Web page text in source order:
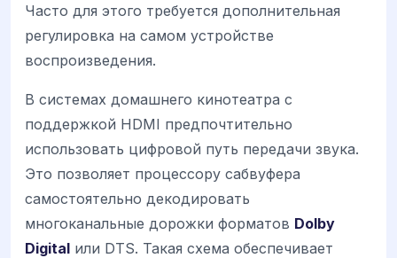
Часто для этого требуется дополнительная
регулировка на самом устройстве
воспроизведения.
В системах домашнего кинотеатра с
поддержкой HDMI предпочтительно
использовать цифровой путь передачи звука.
Это позволяет процессору сабвуфера
самостоятельно декодировать
многоканальные дорожки форматов Dolby
Digital или DTS. Такая схема обеспечивает